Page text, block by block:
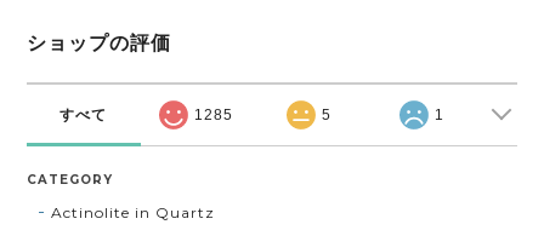
ショップの評価
すべて 1285 5 1
CATEGORY
Actinolite in Quartz